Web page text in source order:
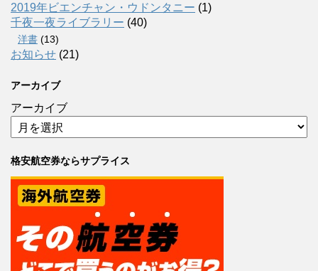
2019年ビエンチャン・ウドンタニー (1)
千夜一夜ライブラリー (40)
洋書 (13)
お知らせ (21)
アーカイブ
アーカイブ
格安航空券ならサプライス